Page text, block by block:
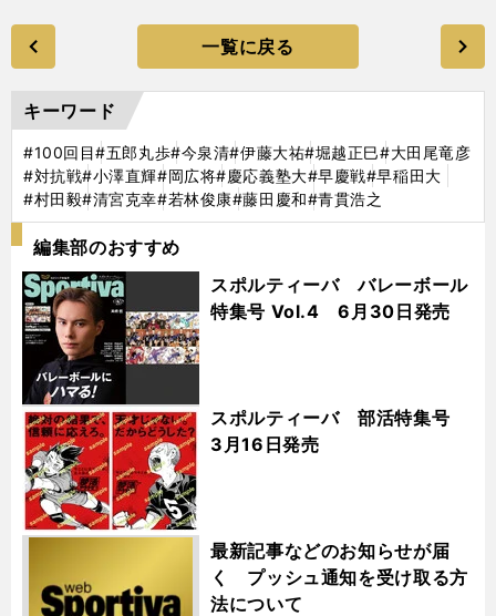
一覧に戻る
キーワード
#100回目#五郎丸歩#今泉清#伊藤大祐#堀越正巳#大田尾竜彦
#対抗戦#小澤直輝#岡広将#慶応義塾大#早慶戦#早稲田大
#村田毅#清宮克幸#若林俊康#藤田慶和#青貫浩之
編集部のおすすめ
スポルティーバ バレーボール
特集号 Vol.4 6月30日発売
スポルティーバ 部活特集号
3月16日発売
最新記事などのお知らせが届
く プッシュ通知を受け取る方
法について